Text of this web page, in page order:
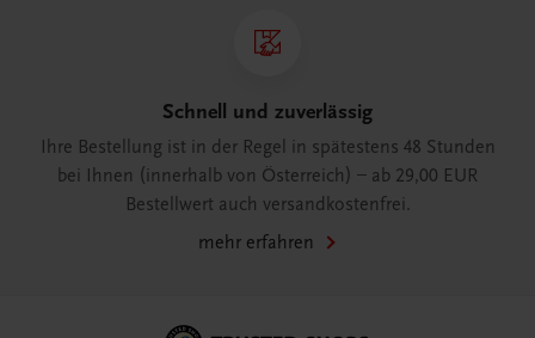
Schnell und zuverlässig
Ihre Bestellung ist in der Regel in spätestens 48 Stunden
bei Ihnen (innerhalb von Österreich) – ab 29,00 EUR
Bestellwert auch versandkostenfrei.
mehr erfahren